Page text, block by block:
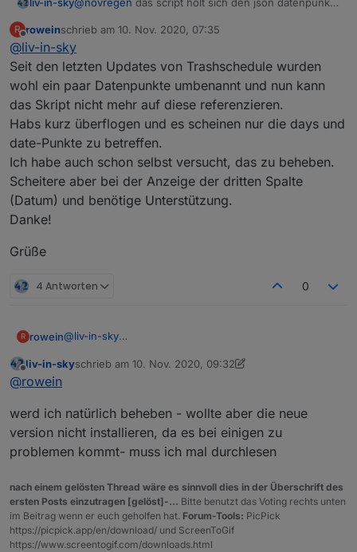
poste bitte mal den inhalt des datenpunkts - da aber
auch die zahlen(tage) in den kleinen tonnen auch
nicht stimmen, gehe ich davon aus, dass auch die
einzelnen dp nicht stimmen
das wäre dann ein thema des trashschedule adapters
- bzw von ical adapter
werden die tage falsch gezählt oder bleiben sie
einfach stehen - hast du dein google-kennwort
geändert?
funktioniert der ical adapter noch und hat richtige
daten ?
R
Offline
roweinschrieb am 10. Nov. 2020, 07:35
zuletzt editiert von
@liv-in-sky
Seit den letzten Updates von Trashschedule wurden
wohl ein paar Datenpunkte umbenannt und nun kann
das Skript nicht mehr auf diese referenzieren.
Habs kurz überflogen und es scheinen nur die days und
date-Punkte zu betreffen.
Ich habe auch schon selbst versucht, das zu beheben.
Scheitere aber bei der Anzeige der dritten Spalte
(Datum) und benötige Unterstützung.
Danke!
Grüße
4 Antworten 0
R rowein@liv-in-sky
wohl ein paar Datenpunkte umbenannt und nun kann
und date-Punkte zu betreffen.
Ich habe auch schon selbst versucht, das zu beheben.
Scheitere aber bei der Anzeige der dritten Spalte
(Datum) und benötige Unterstützung.
Grüße
Offline
liv-in-skyschrieb am 10. Nov. 2020, 09:32
zuletzt editiert von liv-in-sky11. Okt. 2020, 10:32
@rowein
werd ich natürlich beheben - wollte aber die neue
version nicht installieren, da es bei einigen zu
problemen kommt- muss ich mal durchlesen
nach einem gelösten Thread wäre es sinnvoll dies in der Überschrift des
ersten Posts einzutragen [gelöst]-... Bitte benutzt das Voting rechts unten
im Beitrag wenn er euch geholfen hat. Forum-Tools: PicPick
https://picpick.app/en/download/ und ScreenToGif
https://www.screentogif.com/downloads.html